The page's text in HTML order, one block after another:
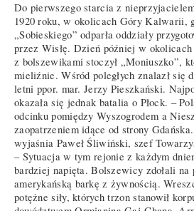
Do pierwszego starcia z
1920 roku, w okolicach Góry Kalwarii,
„Sobieskiego” odparła oddziały
przez Wisłę. Dzień później w
z bolszewikami stoczył „Moniuszko”,
mieliźnie. Wśród poległych znalazł się
letni ppor. mar. Jerzy Pieszkański.
okazała się jednak batalia o Płock. –
odcinku pomiędzy Wyszogrodem a
zaopatrzeniem idące od strony
wyjaśnia Paweł Śliwiński, szef
– Sytuacja w tym rejonie z każdym
bardziej napięta. Bolszewicy zdołali na
amerykańską barkę z żywnością.
potężne siły, których trzon stanowił